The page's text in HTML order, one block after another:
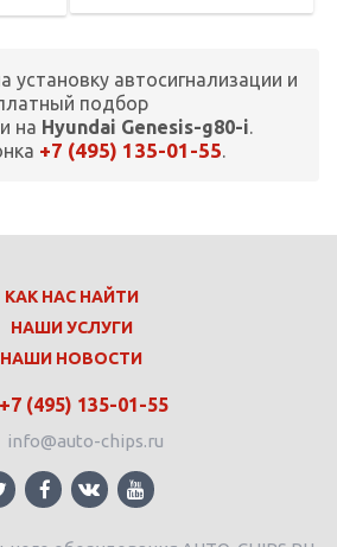
установку автосигнализации и
подбор
на Hyundai Genesis-g80-i.
+7 (495) 135-01-55.
КАК НАС НАЙТИ
НАШИ УСЛУГИ
НАШИ НОВОСТИ
+7 (495) 135-01-55
info@auto-chips.ru